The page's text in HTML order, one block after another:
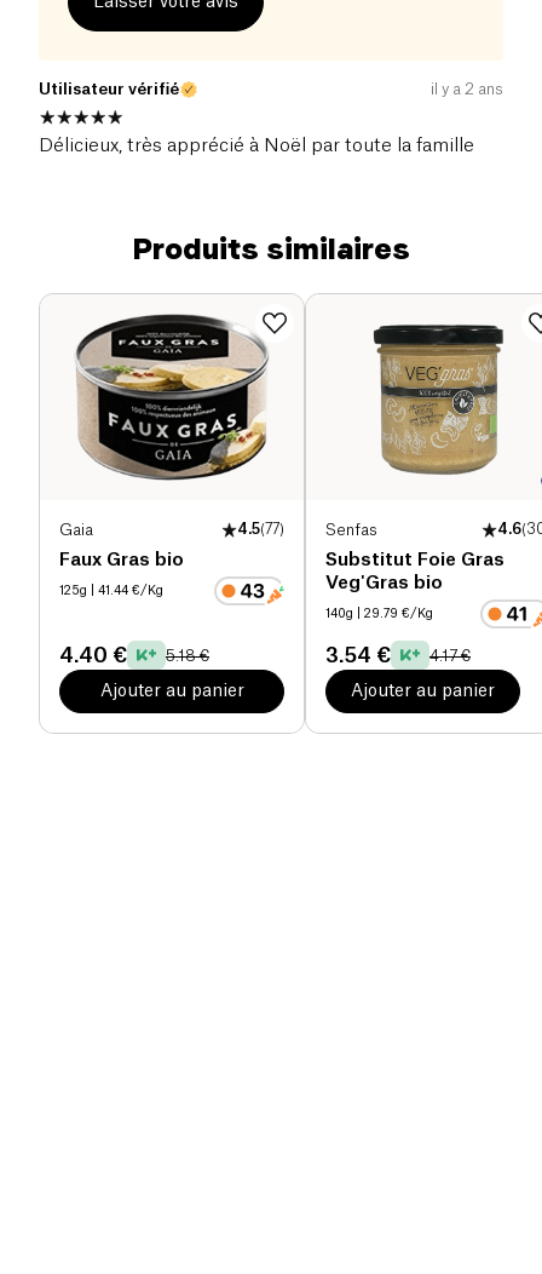
Utilisateur vérifié il y a 2 ans
Délicieux, très apprécié à Noël par toute la famille
Produits similaires
Gaia 4.5(77)
Faux Gras bio
125g | 41.44 €/Kg
4.40 € 5.18 €
Ajouter au panier
Senfas 4.6(
Substitut Foie Gras
Veg'Gras bio
140g | 29.79 €/Kg
3.54 € 4.17 €
Ajouter au panier